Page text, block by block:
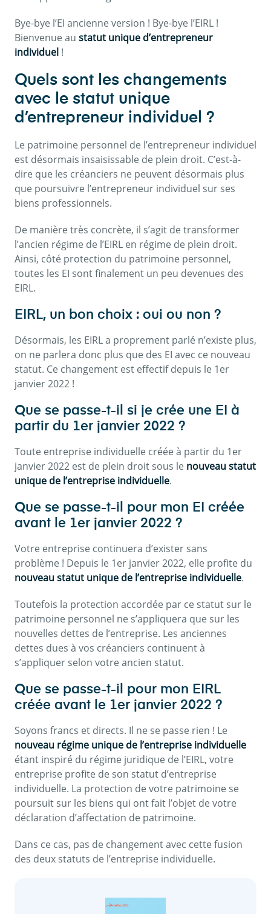
Bye-bye l’EI ancienne version ! Bye-bye l’EIRL !
Bienvenue au statut unique d’entrepreneur
individuel !
Quels sont les changements
avec le statut unique
d’entrepreneur individuel ?
Le patrimoine personnel de l’entrepreneur individuel
est désormais insaisissable de plein droit. C’est-à-
dire que les créanciers ne peuvent désormais plus
que poursuivre l’entrepreneur individuel sur ses
biens professionnels.
De manière très concrète, il s’agit de transformer
l’ancien régime de l’EIRL en régime de plein droit.
Ainsi, côté protection du patrimoine personnel,
toutes les EI sont finalement un peu devenues des
EIRL.
EIRL, un bon choix : oui ou non ?
Désormais, les EIRL a proprement parlé n’existe plus,
on ne parlera donc plus que des EI avec ce nouveau
statut. Ce changement est effectif depuis le 1er
janvier 2022 !
Que se passe-t-il si je crée une EI à
partir du 1er janvier 2022 ?
Toute entreprise individuelle créée à partir du 1er
janvier 2022 est de plein droit sous le nouveau statut
unique de l’entreprise individuelle.
Que se passe-t-il pour mon EI créée
avant le 1er janvier 2022 ?
Votre entreprise continuera d’exister sans
problème ! Depuis le 1er janvier 2022, elle profite du
nouveau statut unique de l’entreprise individuelle.
Toutefois la protection accordée par ce statut sur le
patrimoine personnel ne s’appliquera que sur les
nouvelles dettes de l’entreprise. Les anciennes
dettes dues à vos créanciers continuent à
s’appliquer selon votre ancien statut.
Que se passe-t-il pour mon EIRL
créée avant le 1er janvier 2022 ?
Soyons francs et directs. Il ne se passe rien ! Le
nouveau régime unique de l’entreprise individuelle
étant inspiré du régime juridique de l’EIRL, votre
entreprise profite de son statut d’entreprise
individuelle. La protection de votre patrimoine se
poursuit sur les biens qui ont fait l’objet de votre
déclaration d’affectation de patrimoine.
Dans ce cas, pas de changement avec cette fusion
des deux statuts de l’entreprise individuelle.